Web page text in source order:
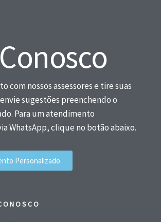
com nossos assessores e tire suas
sugestões preenchendo o
Para um atendimento
WhatsApp, clique no botão abaixo.
Personalizado